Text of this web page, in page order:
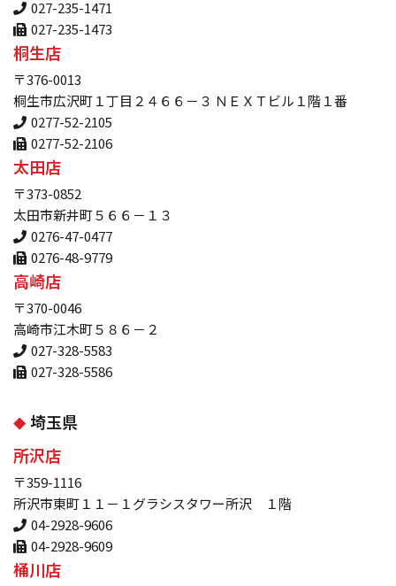
027-235-1471
027-235-1473
桐生店
〒376-0013
桐生市広沢町１丁目２４６６－３ ＮＥＸＴビル１階１番
0277-52-2105
0277-52-2106
太田店
〒373-0852
太田市新井町５６６－１３
0276-47-0477
0276-48-9779
高崎店
〒370-0046
高崎市江木町５８６－２
027-328-5583
027-328-5586
埼玉県
所沢店
〒359-1116
所沢市東町１１－１グラシスタワー所沢 １階
04-2928-9606
04-2928-9609
桶川店